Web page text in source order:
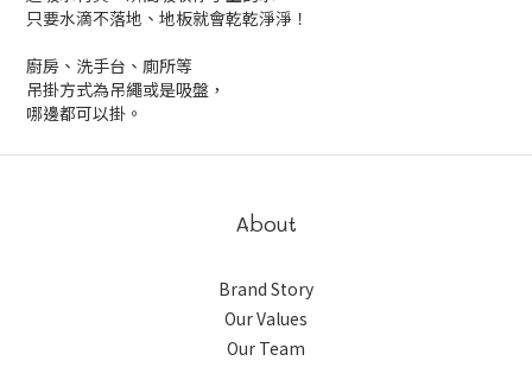
只要水滴不落地、地板就會乾乾淨淨！
廚房、洗手台、廁所等
吊掛方式為吊繩或是吸盤，
哪邊都可以掛。
About
Brand Story
Our Values
Our Team